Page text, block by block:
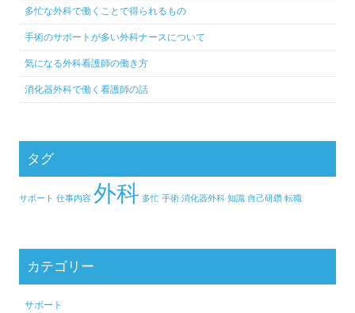
多忙な外科で働くことで得られるもの
手術のサポートが多い外科ナースについて
気になる外科看護師の働き方
消化器外科で働く看護師の話
タグ
サポート 仕事内容 外科 多忙 手術 消化器外科 知識 自己研鑽 転職
カテゴリー
サポート